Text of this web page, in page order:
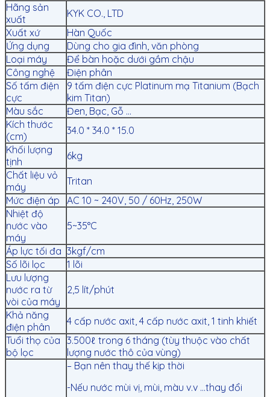
Hãng sản
xuất
KYK CO., LTD
Xuất xứ
Hàn Quốc
Ứng dụng
Dùng cho gia đình, văn phòng
Loại máy
Để bàn hoặc dưới gầm chậu
Công nghệ
Điện phân
Số tấm điện
cực
9 tấm điện cực Platinum mạ Titanium (Bạch
kim Titan)
Màu sắc
Đen, Bạc, Gỗ …
Kích thước
(cm)
34.0 * 34.0 * 15.0
Khối lượng
tịnh
6kg
Chất liệu vỏ
máy
Tritan
Mức điện áp
AC 10 ~ 240V, 50 / 60Hz, 250W
Nhiệt độ
nước vào
máy
5~35°C
Áp lực tối đa 3kgf/cm
Số lõi lọc
1 lõi
Lưu lượng
nước ra từ
vòi của máy
2,5 lít/phút
Khả năng
điện phân
4 cấp nước axit, 4 cấp nước axit, 1 tinh khiết
Tuổi thọ của
bộ lọc
3.500ℓ trong 6 tháng (tùy thuộc vào chất
lượng nước thô của vùng)
– Bạn nên thay thế kịp thời
-Nếu nước mùi vị, mùi, màu v.v …thay đổi